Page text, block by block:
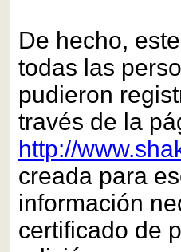
De hecho,
todas las
pudieron
través de la
http://
creada para
información
certificado de